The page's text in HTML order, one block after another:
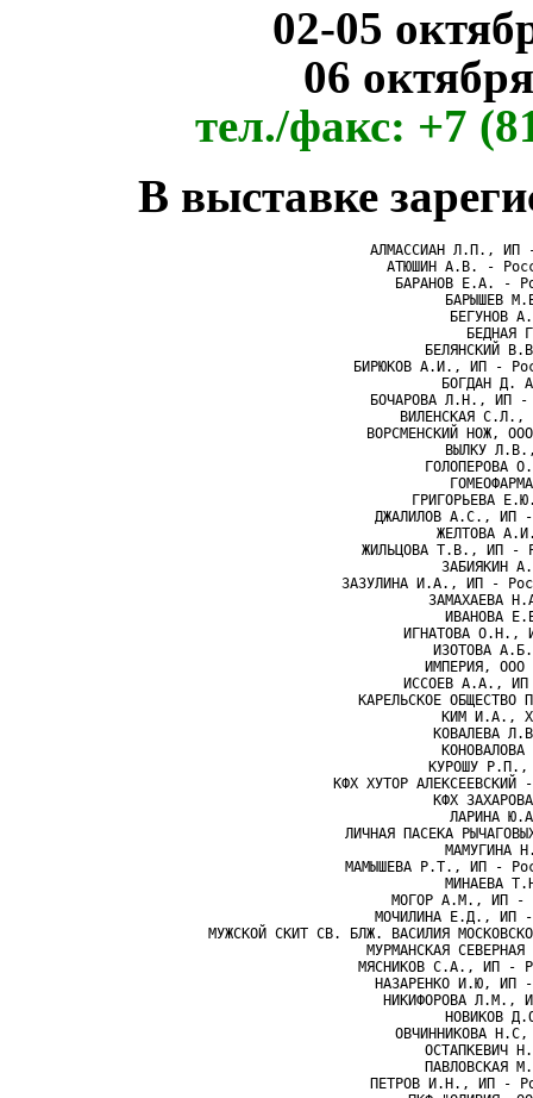
02-05
06
тел./факс: +7
В выставке
АЛМАССИАН Л.П., ИП -
АТЮШИН А.В. -
БАРАНОВ Е.А. -
БАРЫШЕВ
БЕГУНОВ
БЕДНАЯ
БЕЛЯНСКИЙ
БИРЮКОВ А.И., ИП -
БОГДАН Д.
БОЧАРОВА Л.Н., ИП -
ВИЛЕНСКАЯ С.Л.,
ВОРСМЕНСКИЙ НОЖ,
ВЫЛКУ
ГОЛОПЕРОВА
ГРИГОРЬЕВА
ДЖАЛИЛОВ А.С., ИП -
ЖЕЛТОВА
ЖИЛЬЦОВА Т.В., ИП -
ЗАБИЯКИН
ЗАЗУЛИНА И.А., ИП -
ЗАМАХАЕВА
ИВАНОВА
ИГНАТОВА О.Н.,
ИЗОТОВА
ИМПЕРИЯ, ООО
ИССОЕВ А.А., ИП
КАРЕЛЬСКОЕ ОБЩЕСТВО
КИМ И.А.,
КОВАЛЕВА
КУРОШУ Р.П.,
КФХ ХУТОР АЛЕКСЕЕВСКИЙ
КФХ
ЛАРИНА
ЛИЧНАЯ ПАСЕКА
МАМУГИНА
МАМЫШЕВА Р.Т., ИП -
МИНАЕВА
МОГОР А.М., ИП -
МОЧИЛИНА Е.Д., ИП -
МУЖСКОЙ СКИТ СВ. БЛЖ. ВАСИЛИЯ
МУРМАНСКАЯ
МЯСНИКОВ С.А., ИП -
НАЗАРЕНКО И.Ю, ИП -
НИКИФОРОВА Л.М.,
НОВИКОВ
ОВЧИННИКОВА
ОСТАПКЕВИЧ
ПАВЛОВСКАЯ
ПЕТРОВ И.Н., ИП -